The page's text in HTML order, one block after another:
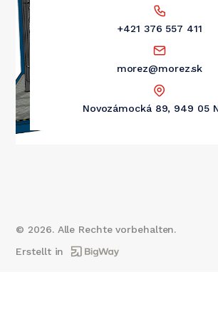
+421 376 557 411
morez@morez.sk
Novozámocká 89, 949 05
© 2026. Alle Rechte vorbehalten.
Erstellt in